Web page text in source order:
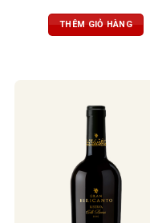
Hương vị đậm đà với độ cồn vừa
phải, tannin mịn màng
THÊM GIỎ HÀNG